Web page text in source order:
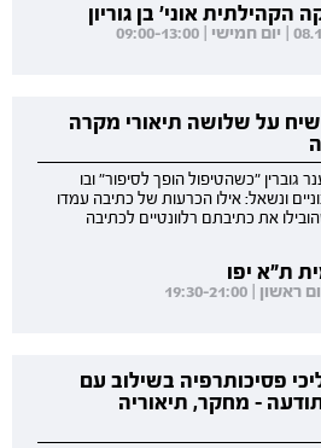
הקהילתית אוני' בן גוריון
שיח על שלושה תיאורי מקרה
"כשהטיפול הופך לסיפור" ובו
ונשאל: אילו הכרעות של כתיבה עמדו
את כתיבתם רלוונטיים לכתיבה
ת"א יפו
פסיכותרפיה בשילוב עם
- מחקר, תיאוריה